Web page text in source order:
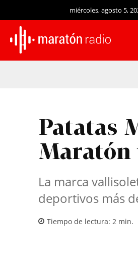
miércoles, agosto 5,
Patatas
Maratón
La marca
deportivos más
Tiempo de lectura: 2 min.